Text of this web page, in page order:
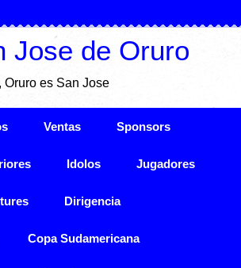
Jose de Oruro
Oruro es San Jose
Ventas Sponsors
Idolos Jugadores
Dirigencia
Copa Sudamericana